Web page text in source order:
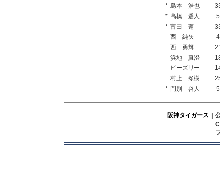
* 島本 浩也
* 髙橋 遥人
5
* 富田 蓮
西 純矢
4
西 勇輝
浜地 真澄
ビーズリー
村上 頌樹
* 門別 啓人 5
阪神タイガース